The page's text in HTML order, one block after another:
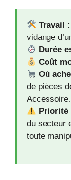
Travail :
vidange
Durée
Coût
Où
de pièces
Priorité
du secteur
toute